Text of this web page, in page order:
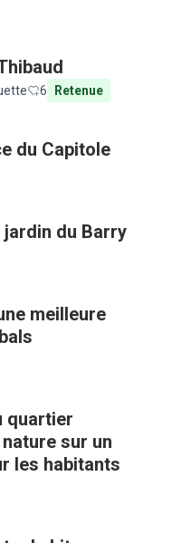
6 Retenue
du Capitole
jardin du Barry
meilleure
quartier
sur un
les habitants